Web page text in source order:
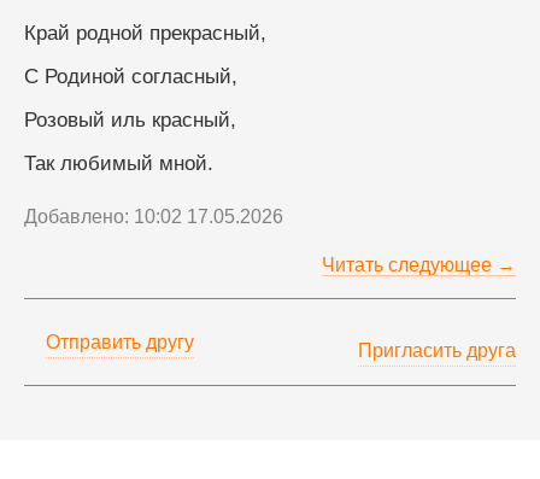
Край родной прекрасный,
С Родиной согласный,
Розовый иль красный,
Так любимый мной.
Добавлено: 10:02 17.05.2026
Читать следующее →
Отправить другу Пригласить друга